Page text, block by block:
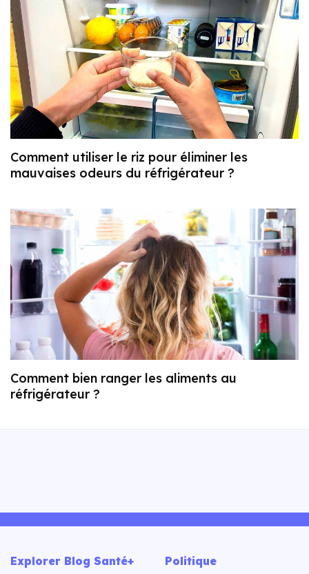
Comment utiliser le riz pour éliminer les
mauvaises odeurs du réfrigérateur ?
Comment bien ranger les aliments au
réfrigérateur ?
Explorer Blog Santé+ Politique